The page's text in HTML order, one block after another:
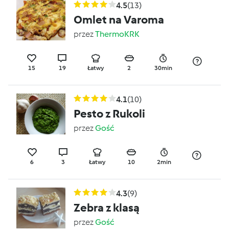
4.5(13)
Omlet na Varoma
przezThermoKRK
15 19 Łatwy 2 30min
4.1(10)
Pesto z Rukoli
przezGość
6 3 Łatwy 10 2min
4.3(9)
Zebra z klasą
przezGość